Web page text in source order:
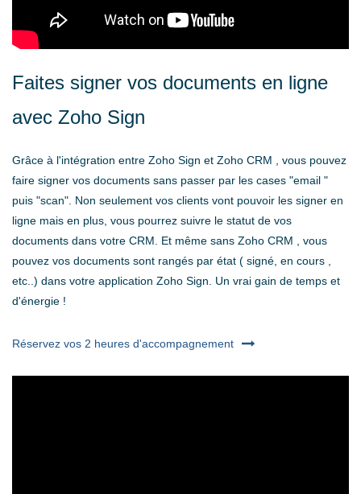
Faites signer vos documents en ligne
avec Zoho Sign
Grâce à l'intégration entre Zoho Sign et Zoho CRM , vous pouvez
faire signer vos documents sans passer par les cases "email "
puis "scan". Non seulement vos clients vont pouvoir les signer en
ligne mais en plus, vous pourrez suivre le statut de vos
documents dans votre CRM. Et même sans Zoho CRM , vous
pouvez vos documents sont rangés par état ( signé, en cours ,
etc..) dans votre application Zoho Sign. Un vrai gain de temps et
d'énergie !
Réservez vos 2 heures d'accompagnement